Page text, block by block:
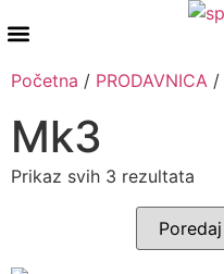
Početna / PRODAVNICA /
Mk3
Prikaz svih 3 rezultata